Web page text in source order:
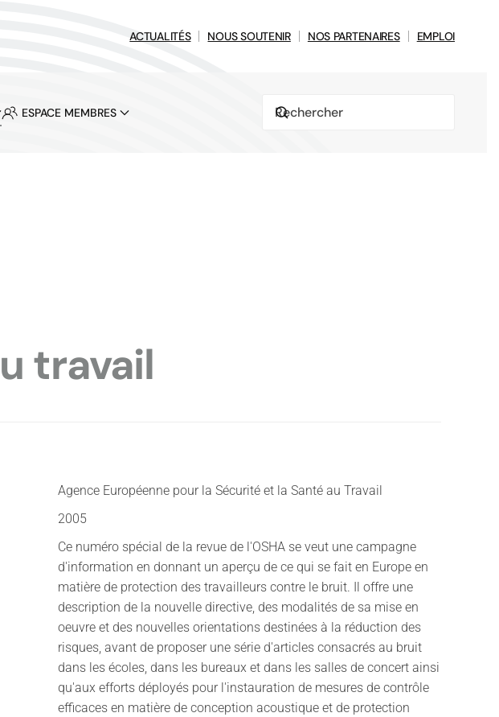
ACTUALITÉS NOUS SOUTENIR NOS PARTENAIRES EMPLOI
ESPACE MEMBRES
travail
Agence Européenne pour la Sécurité et la Santé au Travail
2005
Ce numéro spécial de la revue de l'OSHA se veut une campagne
d'information en donnant un aperçu de ce qui se fait en Europe en
matière de protection des travailleurs contre le bruit. Il offre une
description de la nouvelle directive, des modalités de sa mise en
oeuvre et des nouvelles orientations destinées à la réduction des
risques, avant de proposer une série d'articles consacrés au bruit
dans les écoles, dans les bureaux et dans les salles de concert ainsi
qu'aux efforts déployés pour l'instauration de mesures de contrôle
efficaces en matière de conception acoustique et de protection